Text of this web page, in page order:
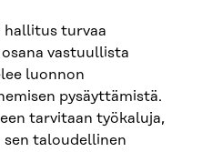
hallitus turvaa
vastuullista
luonnon
pysäyttämistä.
tarvitaan työkaluja,
taloudellinen